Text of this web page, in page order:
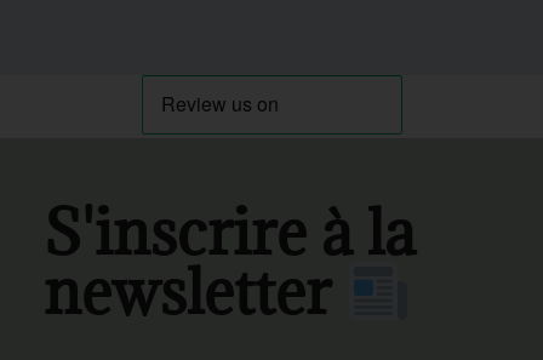
S'inscrire à la
newsletter